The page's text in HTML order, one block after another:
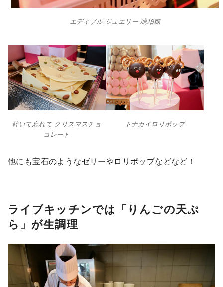
エディブル ジュエリー 琥珀糖
砕いて忘れて クリスマスチョ
コレート
トナカイロリポップ
他にも宝石のようなゼリーやロリポップなどなど！
ライブキッチンでは「りんごの天ぷ
ら」が生調理